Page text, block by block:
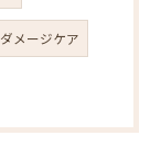
ダメージケア